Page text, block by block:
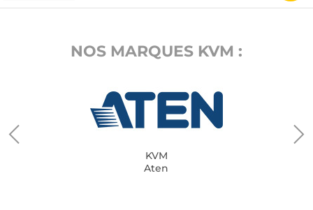
NOS MARQUES KVM :
KVM
Aten